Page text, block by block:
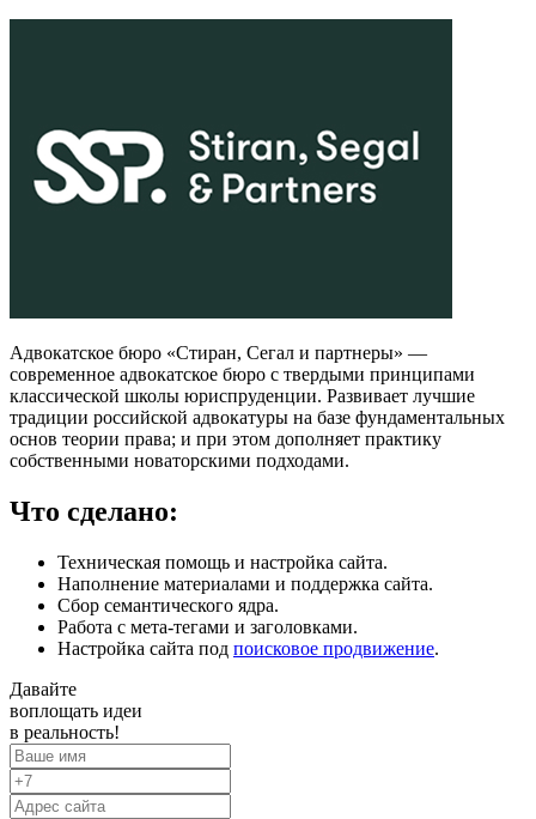
Адвокатское бюро «Стиран, Сегал и партнеры» —
современное адвокатское бюро с твердыми принципами
классической школы юриспруденции. Развивает лучшие
традиции российской адвокатуры на базе фундаментальных
основ теории права; и при этом дополняет практику
собственными новаторскими подходами.
Что сделано:
Техническая помощь и настройка сайта.
Наполнение материалами и поддержка сайта.
Сбор семантического ядра.
Работа с мета-тегами и заголовками.
Настройка сайта под поисковое продвижение.
Давайте
воплощать идеи
в реальность!